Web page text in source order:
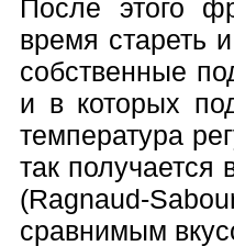
После этого
время стареть
собственные
и в которых
температура
так
(Ragnaud-
сравнимым